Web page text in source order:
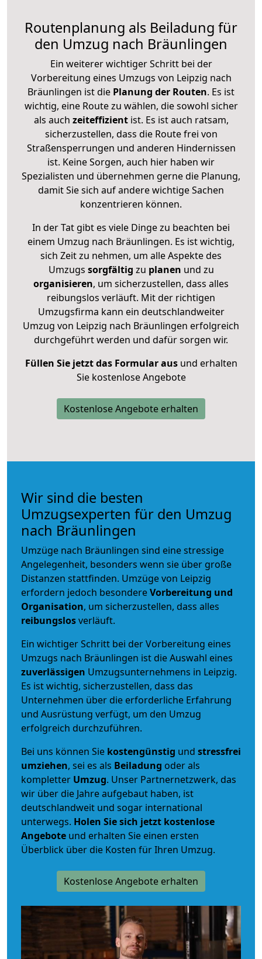
Routenplanung als Beiladung für
den Umzug nach Bräunlingen
Ein weiterer wichtiger Schritt bei der
Vorbereitung eines Umzugs von Leipzig nach
Bräunlingen ist die Planung der Routen. Es ist
wichtig, eine Route zu wählen, die sowohl sicher
als auch zeiteffizientist. Es ist auch ratsam,
sicherzustellen, dass die Route frei von
Straßensperrungen und anderen Hindernissen
ist. Keine Sorgen, auch hier haben wir
Spezialisten und übernehmen gerne die Planung,
damit Sie sich auf andere wichtige Sachen
konzentrieren können.
In der Tat gibt es viele Dinge zu beachten bei
einem Umzug nach Bräunlingen. Es ist wichtig,
sich Zeit zu nehmen, um alle Aspekte des
Umzugs sorgfältig zu planen und zu
organisieren, um sicherzustellen, dass alles
reibungslos verläuft. Mit der richtigen
Umzugsfirma kann ein deutschlandweiter
Umzug von Leipzig nach Bräunlingen erfolgreich
durchgeführt werden und dafür sorgen wir.
Füllen Sie jetzt das Formular ausund erhalten
Sie kostenlose Angebote
Kostenlose Angebote erhalten
Wir sind die besten
Umzugsexperten für den Umzug
nach Bräunlingen
Umzüge nach Bräunlingen sind eine stressige
Angelegenheit, besonders wenn sie über große
Distanzen stattfinden. Umzüge von Leipzig
erfordern jedoch besondereVorbereitung und
Organisation, um sicherzustellen, dass alles
reibungslosverläuft.
Ein wichtiger Schritt bei der Vorbereitung eines
Umzugs nach Bräunlingen ist die Auswahl eines
zuverlässigen Umzugsunternehmens in Leipzig.
Es ist wichtig, sicherzustellen, dass das
Unternehmen über die erforderliche Erfahrung
und Ausrüstung verfügt, um den Umzug
erfolgreich durchzuführen.
Bei uns können Sie kostengünstig und stressfrei
umziehen, sei es als Beiladung oder als
kompletter Umzug. Unser Partnernetzwerk, das
wir über die Jahre aufgebaut haben, ist
deutschlandweit und sogar international
unterwegs. Holen Sie sich jetzt kostenlose
Angebote und erhalten Sie einen ersten
Überblick über die Kosten für Ihren Umzug.
Kostenlose Angebote erhalten